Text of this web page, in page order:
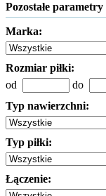
Pozostałe parametry
Marka:
Rozmiar piłki:
od
do
Typ nawierzchni:
Typ piłki:
Łączenie: